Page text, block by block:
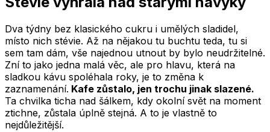
Dva týdny bez klasického cukru i umělých sladidel,
místo nich stévie. Až na nějakou tu buchtu teda, tu si
sem tam dám, vše najednou utnout by bylo neudržitelné.
Zní to jako jedna malá věc, ale pro hlavu, která na
sladkou kávu spoléhala roky, je to změna k
zaznamenání. Kafe zůstalo, jen trochu jinak slazené.
Ta chvilka ticha nad šálkem, kdy okolní svět na moment
ztichne, zůstala úplně stejná. A to je vlastně to
nejdůležitější.